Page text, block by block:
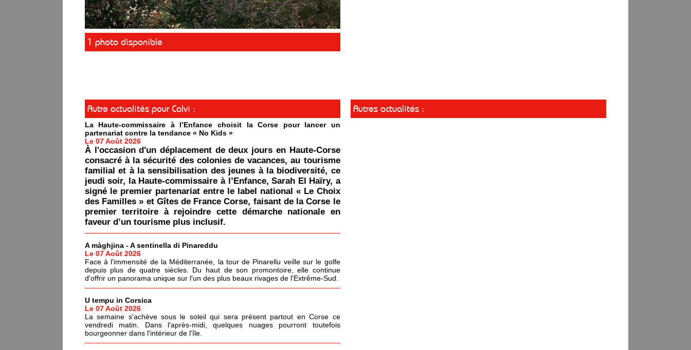
1 photo disponible
Autre actualités pour Calvi :
La Haute-commissaire à l’Enfance choisit la Corse pour lancer un
partenariat contre la tendance « No Kids »
Le 07 Août 2026
À l'occasion d'un déplacement de deux jours en Haute-Corse
consacré à la sécurité des colonies de vacances, au tourisme
familial et à la sensibilisation des jeunes à la biodiversité, ce
jeudi soir, la Haute-commissaire à l’Enfance, Sarah El Haïry, a
signé le premier partenariat entre le label national « Le Choix
des Familles » et Gîtes de France Corse, faisant de la Corse le
premier territoire à rejoindre cette démarche nationale en
faveur d’un tourisme plus inclusif.
A màghjina - A sentinella di Pinareddu
Le 07 Août 2026
Face à l'immensité de la Méditerranée, la tour de Pinarellu veille sur le golfe
depuis plus de quatre siècles. Du haut de son promontoire, elle continue
d'offrir un panorama unique sur l'un des plus beaux rivages de l'Extrême-Sud.
U tempu in Corsica
Le 07 Août 2026
La semaine s'achève sous le soleil qui sera présent partout en Corse ce
vendredi matin. Dans l'après-midi, quelques nuages pourront toutefois
bourgeonner dans l'intérieur de l'île.
Autres actualités :